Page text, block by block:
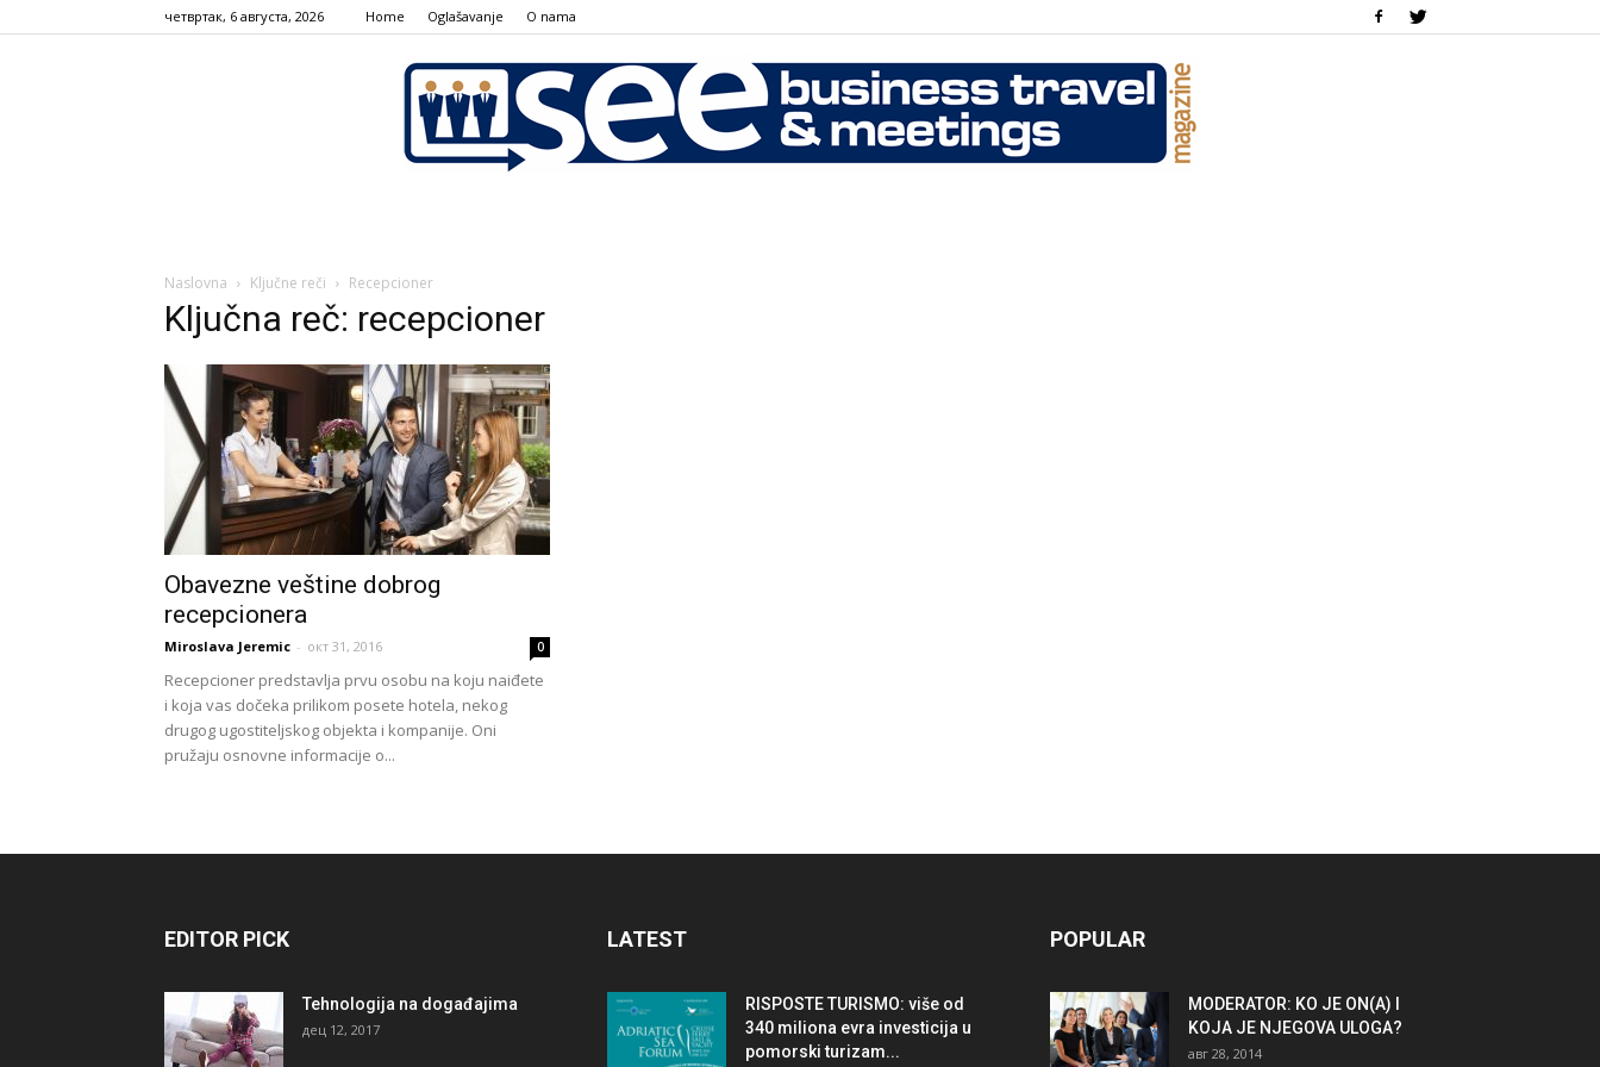
четвртак, 6 августа, 2026 Home Oglašavanje О nama
magazine
Naslovna Ključne reči Recepcioner
Ključna reč: recepcioner
Obavezne veštine dobrog
recepcionera
Miroslava Jeremic - окт 31, 2016 0
Recepcioner predstavlja prvu osobu na koju naiđete
i koja vas dočeka prilikom po­sete hotela, nekog
drugog ugostiteljskog objekta i kompanije. Oni
pružaju osnov­ne informacije o...
EDITOR PICK
Tehnologija na događajima
дец 12, 2017
LATEST
RISPOSTE TURISMO: više od
340 miliona evra investicija u
pomorski turizam...
POPULAR
MODERATOR: KO JE ON(A) I
KOJA JE NJEGOVA ULOGA?
авг 28, 2014